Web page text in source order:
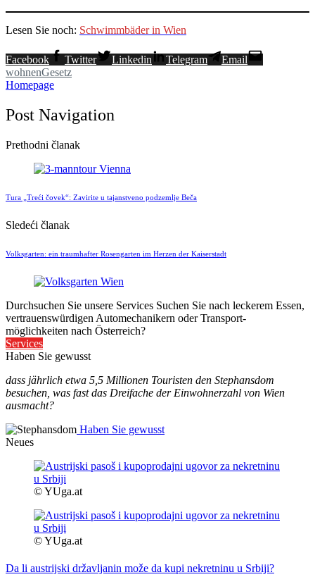
Lesen Sie noch: Schwimmbäder in Wien
Facebook Twitter Linkedin Telegram
Email
wohnenGesetz
Homepage
Post Navigation
Prethodni članak
Tura „Treći čovek“: Zavirite u tajanstveno podzemlje Beča
Sledeći članak
Volksgarten: ein traumhafter Rosengarten im Herzen der Kaiserstadt
Durchsuchen Sie unsere Services Suchen Sie nach leckerem Essen,
vertrauenswürdigen Automechanikern oder Transport-
möglichkeiten nach Österreich?
Services
Haben Sie gewusst
dass jährlich etwa 5,5 Millionen Touristen den Stephansdom
besuchen, was fast das Dreifache der Einwohnerzahl von Wien
ausmacht?
Haben Sie gewusst
Neues
© YUga.at
© YUga.at
Da li austrijski državljanin može da kupi nekretninu u Srbiji?